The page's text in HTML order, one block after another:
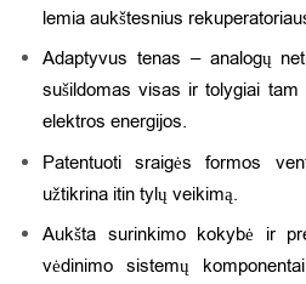
lemia aukštesnius
Adaptyvus tenas – analogų
sušildomas visas ir tolygiai
elektros energijos.
Patentuoti sraigės formos
užtikrina itin tylų veikimą.
Aukšta surinkimo kokybė ir
vėdinimo sistemų